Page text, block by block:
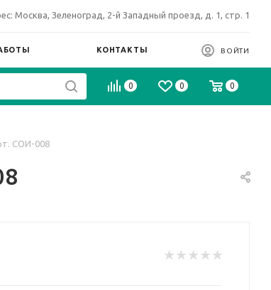
Москва, Зеленоград, 2-й Западный проезд, д. 1, стр. 1
КОНТАКТЫ ВОЙТИ
0 0 0
СОИ-008